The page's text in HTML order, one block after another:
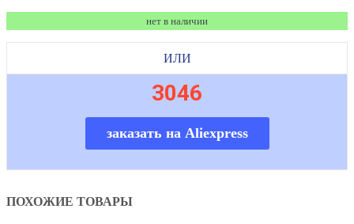
нет в наличии
ИЛИ
3046
заказать на Aliexpress
ПОХОЖИЕ ТОВАРЫ